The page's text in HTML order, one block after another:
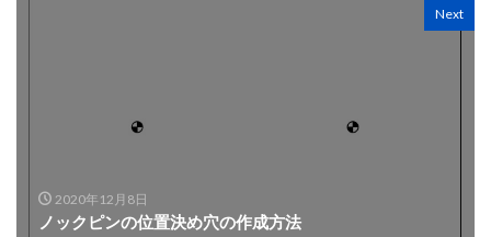
Next
2020年12月8日
ノックピンの位置決め穴の作成方法